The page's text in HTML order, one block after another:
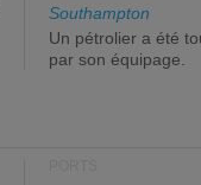
Southampton
Un pétrolier a été
par son équipage.